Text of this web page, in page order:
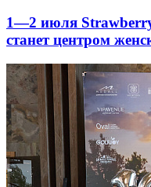
1—2 июля
станет центром